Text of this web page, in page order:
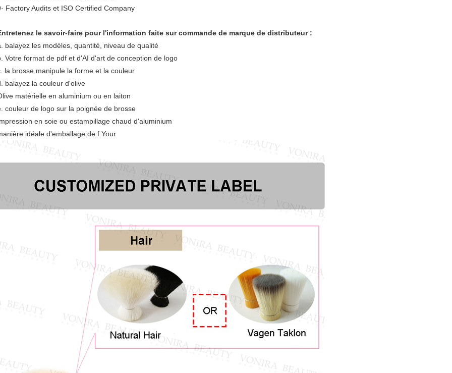
Factory Audits et ISO Certified Company
le savoir-faire pour l'information faite sur commande de marque de distributeur :
balayez les modèles, quantité, niveau de qualité
Votre format de pdf et d'AI d'art de conception de logo
la brosse manipule la forme et la couleur
balayez la couleur d'olive
matérielle en aluminium ou en laiton
couleur de logo sur la poignée de brosse
en soie ou estampillage chaud d'aluminium
idéale d'emballage de f.Your